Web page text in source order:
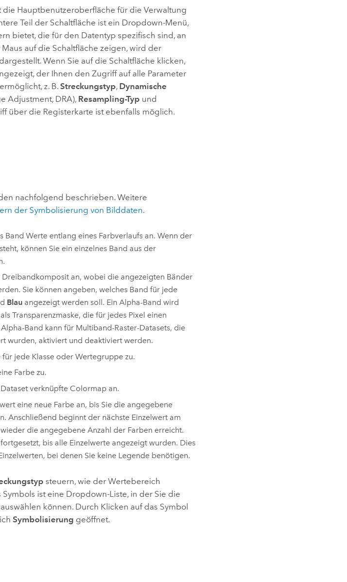
die Hauptbenutzeroberfläche für die Verwaltung
Teil der Schaltfläche ist ein Dropdown-Menü,
bietet, die für den Datentyp spezifisch sind, an
auf die Schaltfläche zeigen, wird der
Wenn Sie auf die Schaltfläche klicken,
der Ihnen den Zugriff auf alle Parameter
z. B.Streckungstyp, Dynamische
Adjustment, DRA), Resampling-Typ und
über die Registerkarte ist ebenfalls möglich.
nachfolgend beschrieben. Weitere
der Symbolisierung von Bilddaten.
Band Werte entlang eines Farbverlaufs an. Wenn der
können Sie ein einzelnes Band aus der
Dreibandkomposit an, wobei die angezeigten Bänder
Sie können angeben, welches Band für jede
Blauangezeigt werden soll. Ein Alpha-Band wird
Transparenzmaske, die für jedes Pixel einen
Band kann für Multiband-Raster-Datasets, die
wurden, aktiviert und deaktiviert werden.
für jede Klasse oder Wertegruppe zu.
Farbe zu.
verknüpfte Colormap an.
eine neue Farbe an, bis Sie die angegebene
Anschließend beginnt der nächste Einzelwert am
die angegebene Anzahl der Farben erreicht.
bis alle Einzelwerte angezeigt wurden. Dies
bei denen Sie keine Legende benötigen.
steuern, wie der Wertebereich
ist eine Dropdown-Liste, in der Sie die
können. Durch Klicken auf das Symbol
Symbolisierung geöffnet.